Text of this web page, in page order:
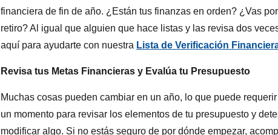
financiera de fin de año. ¿Están tus finanzas en orden? ¿Vas
retiro? Al igual que alguien que hace listas y las revisa dos
aquí para ayudarte con nuestra Lista de Verificación
Revisa tus Metas Financieras y Evalúa tu Presupuesto
Muchas cosas pueden cambiar en un año, lo que puede
un momento para revisar los elementos de tu presupuesto y
modificar algo. Si no estás seguro de por dónde empezar,